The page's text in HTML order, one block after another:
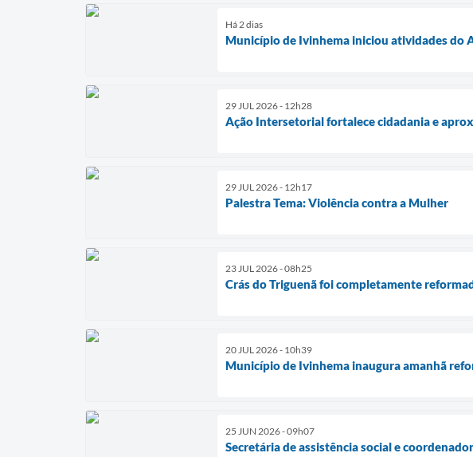
Há 2 dias
Município de Ivinhema iniciou atividades do
29 JUL 2026 - 12h28
Ação Intersetorial fortalece cidadania e
29 JUL 2026 - 12h17
Palestra Tema: Violência contra a Mulher
23 JUL 2026 - 08h25
Crás do Triguenã foi completamente
20 JUL 2026 - 10h39
Município de Ivinhema inaugura amanhã
25 JUN 2026 - 09h07
Secretária de assistência social e